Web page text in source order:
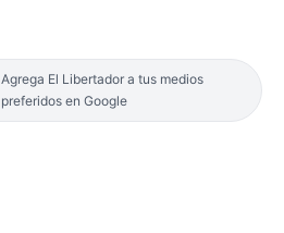
Agrega El Libertador a tus medios
preferidos en Google